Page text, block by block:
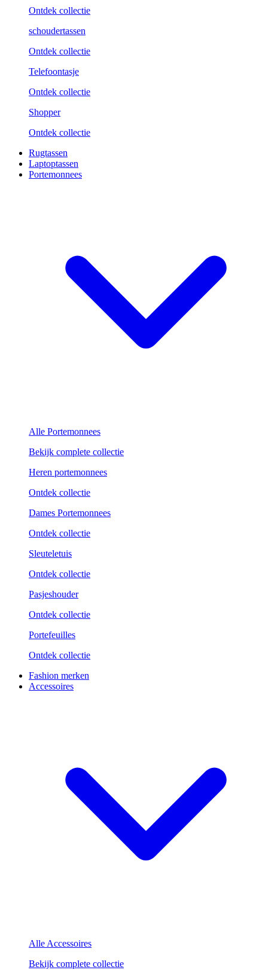
Ontdek collectie
schoudertassen
Ontdek collectie
Telefoontasje
Ontdek collectie
Shopper
Ontdek collectie
Rugtassen
Laptoptassen
Portemonnees
Alle Portemonnees
Bekijk complete collectie
Heren portemonnees
Ontdek collectie
Dames Portemonnees
Ontdek collectie
Sleuteletuis
Ontdek collectie
Pasjeshouder
Ontdek collectie
Portefeuilles
Ontdek collectie
Fashion merken
Accessoires
Alle Accessoires
Bekijk complete collectie